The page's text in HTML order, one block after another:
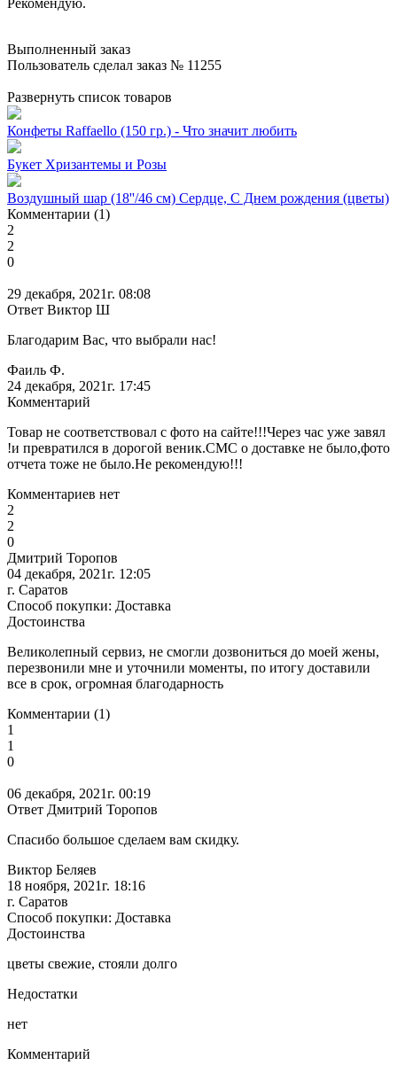
Выполненный заказ
Пользователь сделал заказ № 11255
Развернуть список товаров
Конфеты Raffaello (150 гр.) - Что значит любить
Букет Хризантемы и Розы
Воздушный шар (18''/46 см) Сердце, С Днем рождения (цветы)
Комментарии (1)
2
2
0
29 декабря, 2021г. 08:08
Ответ Виктор Ш
Благодарим Вас, что выбрали нас!
Фаиль Ф.
24 декабря, 2021г. 17:45
Комментарий
Товар не соответствовал с фото на сайте!!!Через час уже завял
!и превратился в дорогой веник.СМС о доставке не было,фото
отчета тоже не было.Не рекомендую!!!
Комментариев нет
2
2
0
Дмитрий Торопов
04 декабря, 2021г. 12:05
г. Саратов
Способ покупки: Доставка
Достоинства
Великолепный сервиз, не смогли дозвониться до моей жены,
перезвонили мне и уточнили моменты, по итогу доставили
все в срок, огромная благодарность
Комментарии (1)
1
1
0
06 декабря, 2021г. 00:19
Ответ Дмитрий Торопов
Спасибо большое сделаем вам скидку.
Виктор Беляев
18 ноября, 2021г. 18:16
г. Саратов
Способ покупки: Доставка
Достоинства
цветы свежие, стояли долго
Недостатки
нет
Комментарий